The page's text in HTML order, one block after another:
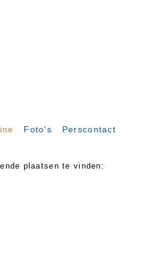
Foto's Perscontact
plaatsen te vinden: